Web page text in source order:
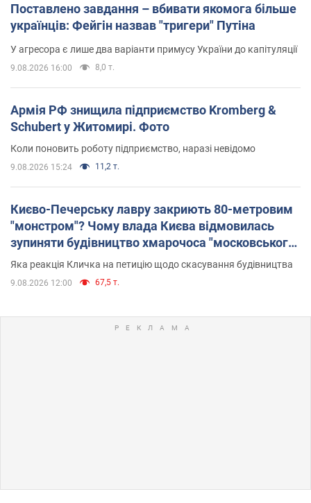
Поставлено завдання – вбивати якомога більше
українців: Фейгін назвав "тригери" Путіна
У агресора є лише два варіанти примусу України до капітуляції
9.08.2026 16:00 8,0 т.
Армія РФ знищила підприємство Kromberg &
Schubert у Житомирі. Фото
Коли поновить роботу підприємство, наразі невідомо
9.08.2026 15:24 11,2 т.
Києво-Печерську лавру закриють 80-метровим
"монстром"? Чому влада Києва відмовилась
зупиняти будівництво хмарочоса "московського
вірянина"
Яка реакція Кличка на петицію щодо скасування будівництва
9.08.2026 12:00 67,5 т.